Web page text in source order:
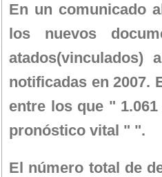
En un comunicado
los nuevos
atados(vinculados)
notificadas en 2007.
entre los que "
pronóstico vital " ".
El número total de